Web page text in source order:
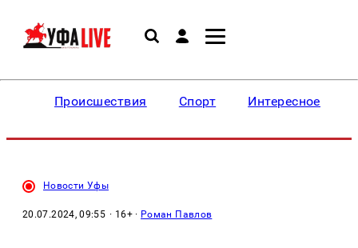
Происшествия Спорт Интересное
Новости Уфы
20.07.2024, 09:55 · 16+ · Роман Павлов